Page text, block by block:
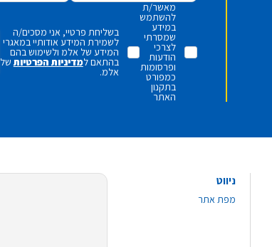
מאשר/ת
להשתמש
במידע
שמסרתי
לצרכי
הודעות
ופרסומות
כמפורט
בתקנון
האתר
בשליחת פרטיי, אני מסכים/ה
לשמירת המידע אודותיי במאגרי
המידע של אלמ ולשימוש בהם
בהתאם למדיניות הפרטיות של
אלמ.
ניווט
מפת אתר